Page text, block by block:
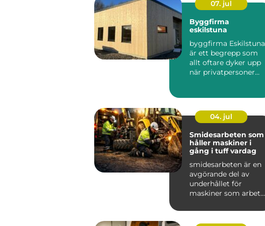
07. jul
Byggfirma
eskilstuna
byggfirma Eskilstuna
är ett begrepp som
allt oftare dyker upp
när privatpersoner
04. jul
Smidesarbeten som
håller maskiner i
gång i tuff vardag
smidesarbeten är en
avgörande del av
underhållet för
maskiner som arbetar
bygg, ...